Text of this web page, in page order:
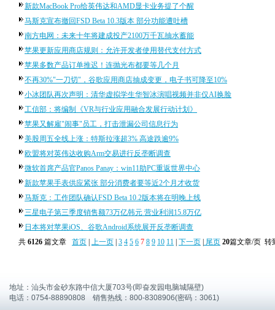
新款MacBook Pro给英伟达和AMD显卡业务提了个醒
马斯克宣布撤回FSD Beta 10.3版本 部分功能遭吐槽
南方电网：未来十年将建成投产2100万千瓦抽水蓄能
苹果更新应用商店规则：允许开发者使用替代支付方式
苹果多数产品订单推迟！连抛光布都要等几个月
不再30%"一刀切"，谷歌应用商店抽成变更，电子书可降至10%
小冰团队再次声明：清华虚拟学生华智冰演唱视频并非仅AI换脸
工信部：将编制《VR与行业应用融合发展行动计划》
苹果又解雇"闹事"员工，打击泄漏公司信息行为
美股周五全线上涨：特斯拉涨超3% 高途跌逾9%
欧盟将对英伟达收购Arm交易进行反垄断调查
微软首席产品官Panos Panay：win11助PC重返世界中心
新款苹果手表供应紧张 部分消费者要等近2个月才收货
马斯克：工作团队确认FSD Beta 10.2版本将在明晚上线
三星电子第三季度销售额73万亿韩元 营业利润15.8万亿
日本将对苹果iOS、谷歌Android系统展开反垄断调查
共 6126 篇文章 首页 上一页 3 4 5 6 7 8 9 10 11 下一页 尾页 20篇文章/页 转
地址：汕头市金砂东路中信大厦703号(即奋发园电脑城隔壁)
电话：0754-88890808 销售热线：800-8308906(密码：3061)